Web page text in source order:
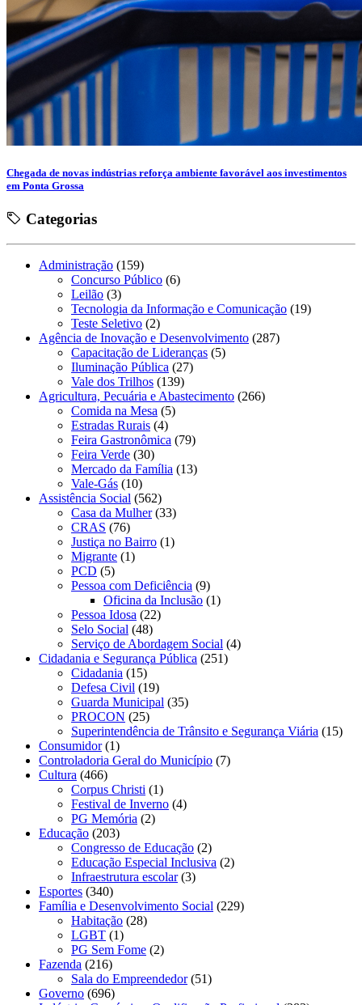
Chegada de novas indústrias reforça ambiente favorável aos investimentos
em Ponta Grossa
Categorias
Administração (159)
Concurso Público (6)
Leilão (3)
Tecnologia da Informação e Comunicação (19)
Teste Seletivo (2)
Agência de Inovação e Desenvolvimento (287)
Capacitação de Lideranças (5)
Iluminação Pública (27)
Vale dos Trilhos (139)
Agricultura, Pecuária e Abastecimento (266)
Comida na Mesa (5)
Estradas Rurais (4)
Feira Gastronômica (79)
Feira Verde (30)
Mercado da Família (13)
Vale-Gás (10)
Assistência Social (562)
Casa da Mulher(33)
CRAS (76)
Justiça no Bairro (1)
Migrante (1)
PCD (5)
Pessoa com Deficiência (9)
Oficina da Inclusão (1)
Pessoa Idosa (22)
Selo Social (48)
Serviço de Abordagem Social (4)
Cidadania e Segurança Pública (251)
Cidadania (15)
Defesa Civil (19)
Guarda Municipal (35)
PROCON (25)
Superintendência de Trânsito e Segurança Viária (15)
Consumidor(1)
Controladoria Geral do Município (7)
Cultura (466)
Corpus Christi (1)
Festival de Inverno (4)
PG Memória (2)
Educação (203)
Congresso de Educação (2)
Educação Especial Inclusiva (2)
Infraestrutura escolar(3)
Esportes (340)
Família e Desenvolvimento Social (229)
Habitação (28)
LGBT (1)
PG Sem Fome (2)
Fazenda (216)
Sala do Empreendedor(51)
Governo (696)